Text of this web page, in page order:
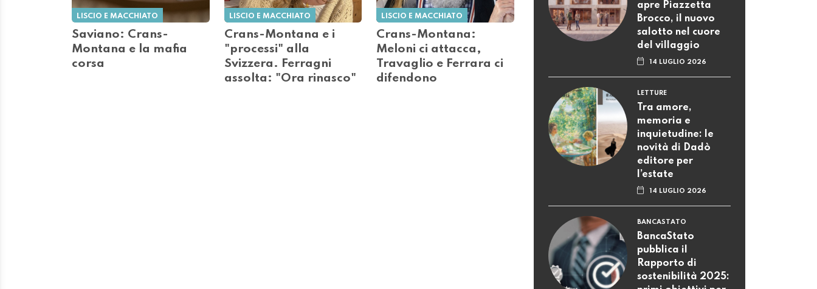
LISCIO E MACCHIATO
Saviano: Crans-
Montana e la mafia
corsa
LISCIO E MACCHIATO
Crans-Montana e i
"processi" alla
Svizzera. Ferragni
assolta: "Ora rinasco"
LISCIO E MACCHIATO
Crans-Montana:
Meloni ci attacca,
Travaglio e Ferrara ci
difendono
apre Piazzetta
Brocco, il nuovo
salotto nel cuore
del villaggio
14 LUGLIO 2026
LETTURE
Tra amore,
memoria e
inquietudine: le
novità di Dadò
editore per
l’estate
14 LUGLIO 2026
BANCASTATO
BancaStato
pubblica il
Rapporto di
sostenibilità 2025: